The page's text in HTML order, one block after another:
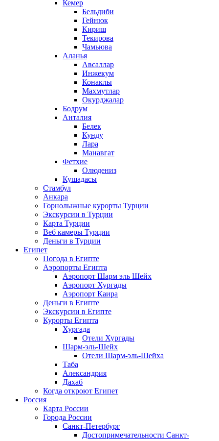
Кемер
Бельдиби
Гейнюк
Кириш
Текирова
Чамьюва
Аланья
Авсаллар
Инжекум
Конаклы
Махмутлар
Окурджалар
Бодрум
Анталия
Белек
Кунду
Лара
Манавгат
Фетхие
Олюдениз
Кушадасы
Стамбул
Анкара
Горнолыжные курорты Турции
Экскурсии в Турции
Карта Турции
Веб камеры Турции
Деньги в Турции
Египет
Погода в Египте
Аэропорты Египта
Аэропорт Шарм эль Шейх
Аэропорт Хургады
Аэропорт Каира
Деньги в Египте
Экскурсии в Египте
Курорты Египта
Хургада
Отели Хургады
Шарм-эль-Шейх
Отели Шарм-эль-Шейха
Таба
Александрия
Дахаб
Когда откроют Египет
Россия
Карта России
Города России
Санкт-Петербург
Достопримечательности Санкт-